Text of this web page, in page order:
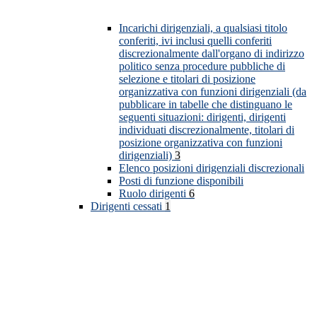
Incarichi dirigenziali, a qualsiasi titolo
conferiti, ivi inclusi quelli conferiti
discrezionalmente dall'organo di indirizzo
politico senza procedure pubbliche di
selezione e titolari di posizione
organizzativa con funzioni dirigenziali (da
pubblicare in tabelle che distinguano le
seguenti situazioni: dirigenti, dirigenti
individuati discrezionalmente, titolari di
posizione organizzativa con funzioni
dirigenziali) 3
Elenco posizioni dirigenziali discrezionali
Posti di funzione disponibili
Ruolo dirigenti 6
Dirigenti cessati 1